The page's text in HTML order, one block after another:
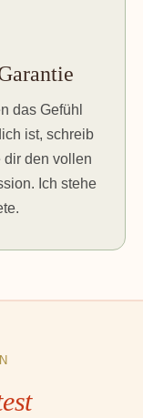
das Gefühl
ist, schreib
dir den vollen
Ich stehe